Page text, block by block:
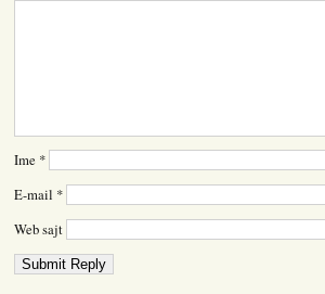
Ime *
E-mail *
Web sajt